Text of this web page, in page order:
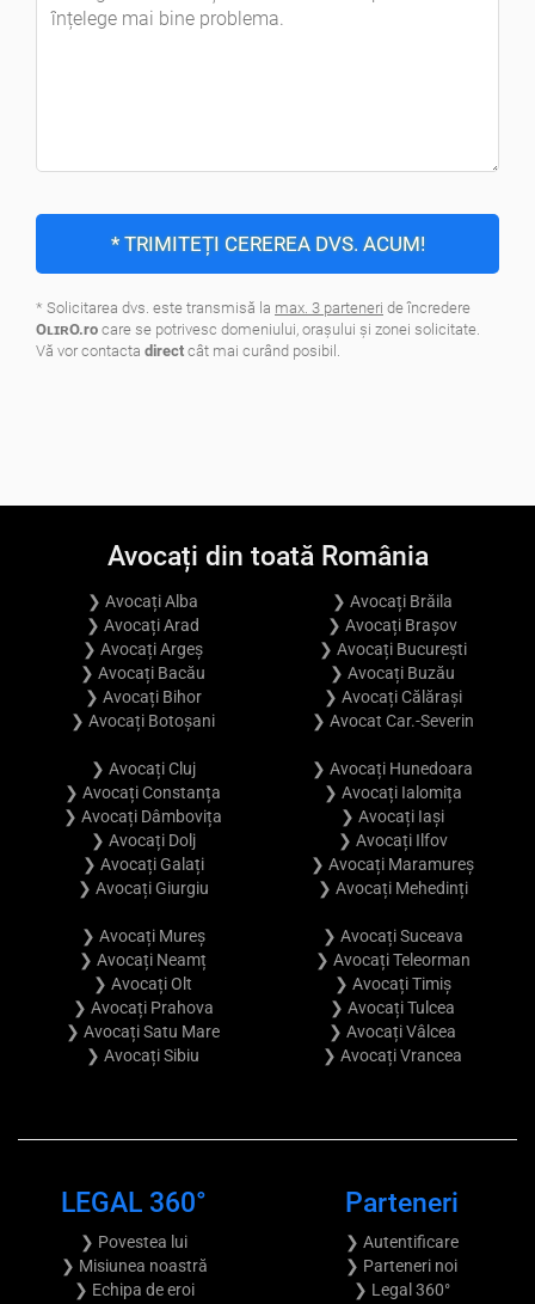
* TRIMITEȚI CEREREA DVS. ACUM!
* Solicitarea dvs. este transmisă la max. 3 parteneri de încredere
OʟɪʀO.ro care se potrivesc domeniului, oraşului şi zonei solicitate.
Vă vor contacta direct cât mai curând posibil.
Avocați din toată România
❯ Avocați Alba
❯ Avocați Arad
❯ Avocați Argeș
❯ Avocați Bacău
❯ Avocați Bihor
❯ Avocați Botoșani
❯ Avocați Brăila
❯ Avocați Brașov
❯ Avocați București
❯ Avocați Buzău
❯ Avocați Călărași
❯ Avocat Car.-Severin
❯ Avocați Cluj
❯ Avocați Constanța
❯ Avocați Dâmbovița
❯ Avocați Dolj
❯ Avocați Galați
❯ Avocați Giurgiu
❯ Avocați Hunedoara
❯ Avocați Ialomița
❯ Avocați Iași
❯ Avocați Ilfov
❯ Avocați Maramureș
❯ Avocați Mehedinți
❯ Avocați Mureș
❯ Avocați Neamț
❯ Avocați Olt
❯ Avocați Prahova
❯ Avocați Satu Mare
❯ Avocați Sibiu
❯ Avocați Suceava
❯ Avocați Teleorman
❯ Avocați Timiș
❯ Avocați Tulcea
❯ Avocați Vâlcea
❯ Avocați Vrancea
LEGAL 360°
❯ Povestea lui
❯ Misiunea noastră
❯ Echipa de eroi
Parteneri
❯ Autentificare
❯ Parteneri noi
❯ Legal 360°